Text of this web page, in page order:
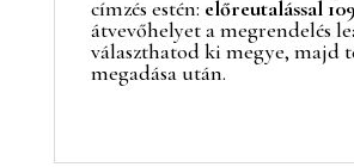
címzés estén: előreutalással
átvevőhelyet a megrendelés
választhatod ki megye, majd
megadása után.